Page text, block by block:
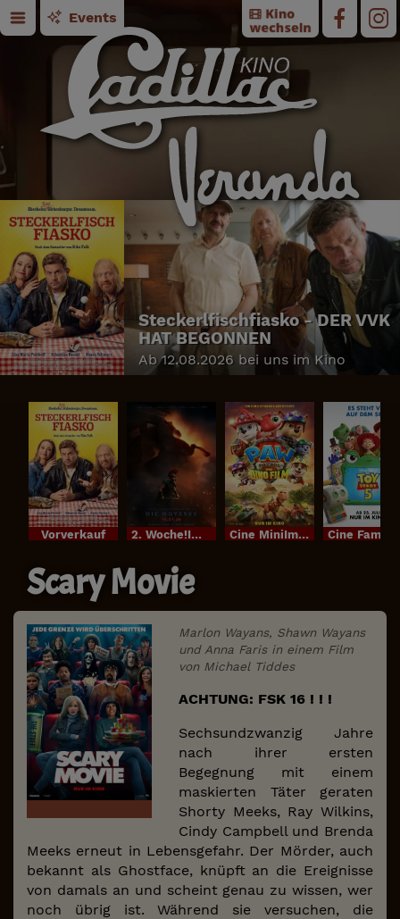
Events
Steckerlfischfiasko - DER VVK
HAT BEGONNEN
Ab 12.08.2026 bei uns im Kino
Vorverkauf 2. Woche!Im Bundesstart Cine MiniIm Bundesstart
Scary Movie
Marlon Wayans, Shawn Wayans
und Anna Faris in einem Film
von Michael Tiddes
ACHTUNG: FSK 16 ! ! !
Sechsundzwanzig Jahre
nach ihrer ersten
Begegnung mit einem
maskierten Täter geraten
Shorty Meeks, Ray Wilkins,
Cindy Campbell und Brenda
Meeks erneut in Lebensgefahr. Der Mörder, auch
bekannt als Ghostface, knüpft an die Ereignisse
von damals an und scheint genau zu wissen, wer
noch übrig ist. Während sie versuchen, die